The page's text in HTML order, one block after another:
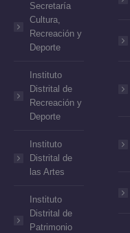
Secretaría
Cultura,
Recreación y
Deporte
Instituto
Distrital de
Recreación y
Deporte
Instituto
Distrital de
las Artes
Instituto
Distrital de
Patrimonio